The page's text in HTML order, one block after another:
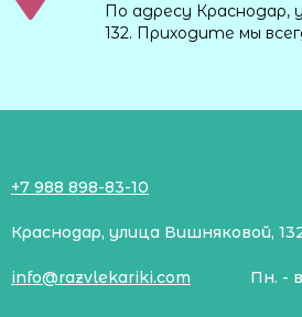
По адресу Краснодар,
132. Приходите мы
+7 988 898-83-10
Краснодар, улица Вишняковой,
info@razvlekariki.com Пн. -